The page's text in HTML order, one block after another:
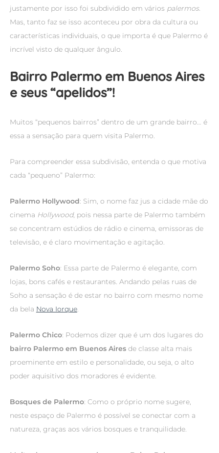
justamente por isso foi subdividido em vários palermos.
Mas, tanto faz se isso aconteceu por obra da cultura ou
características individuais, o que importa é que Palermo é
incrível visto de qualquer ângulo.
Bairro Palermo em Buenos Aires
e seus “apelidos”!
Muitos “pequenos bairros” dentro de um grande bairro… é
essa a sensação para quem visita Palermo.
Para compreender essa subdivisão, entenda o que motiva
cada “pequeno” Palermo:
Palermo Hollywood: Sim, o nome faz jus a cidade mãe do
cinema Hollywood, pois nessa parte de Palermo também
se concentram estúdios de rádio e cinema, emissoras de
televisão, e é claro movimentação e agitação.
Palermo Soho: Essa parte de Palermo é elegante, com
lojas, bons cafés e restaurantes. Andando pelas ruas de
Soho a sensação é de estar no bairro com mesmo nome
da bela Nova Iorque.
Palermo Chico: Podemos dizer que é um dos lugares do
bairro Palermo em Buenos Airesde classe alta mais
proeminente em estilo e personalidade, ou seja, o alto
poder aquisitivo dos moradores é evidente.
Bosques de Palermo: Como o próprio nome sugere,
neste espaço de Palermo é possível se conectar com a
natureza, graças aos vários bosques e tranquilidade.